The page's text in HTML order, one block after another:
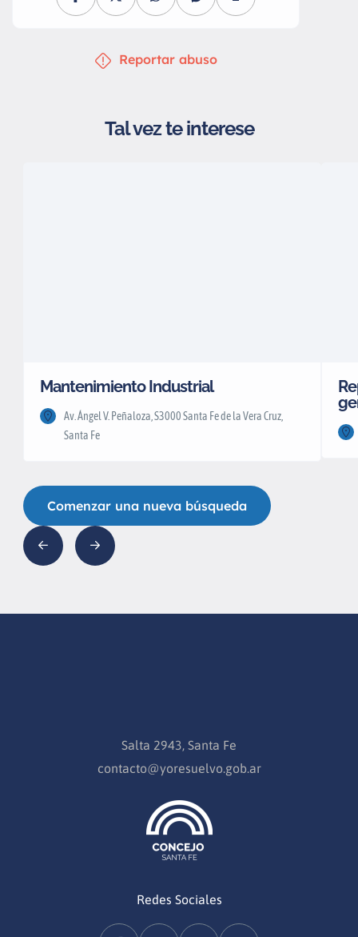
Reportar abuso
Tal vez te interese
Mantenimiento Industrial
Av. Ángel V. Peñaloza, S3000 Santa Fe de la Vera Cruz,
Santa Fe
Comenzar una nueva búsqueda
Salta 2943, Santa Fe
contacto@yoresuelvo.gob.ar
Redes Sociales